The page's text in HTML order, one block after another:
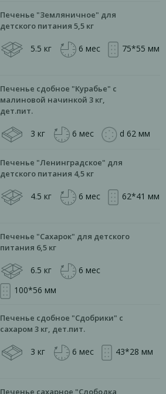
Печенье "Земляничное" для
детского питания 5,5 кг
5.5 кг 6 мес 75*55 мм
Печенье сдобное "Курабье" с
малиновой начинкой 3 кг,
дет.пит.
3 кг 6 мес d 62 мм
Печенье "Ленинградское" для
детского питания 4,5 кг
4.5 кг 6 мес 62*41 мм
Печенье "Сахарок" для детского
питания 6,5 кг
6.5 кг
6 мес
100*56 мм
Печенье сдобное "Сдобрики" с
сахаром 3 кг, дет.пит.
3 кг 6 мес 43*28 мм
Печенье сахарное "Слободка